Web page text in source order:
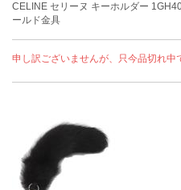
CELINE セリーヌ キーホルダー
ールド金具
申し訳ございませんが、只今品切れ中